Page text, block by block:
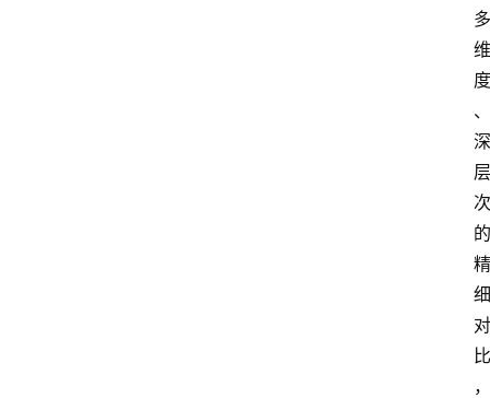
多
维
度
、
深
层
次
的
精
细
对
比
，